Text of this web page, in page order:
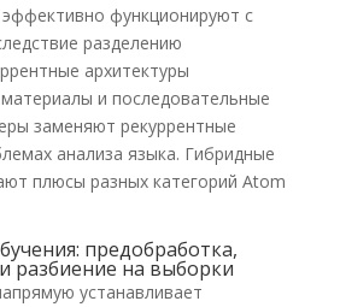
функционируют с
разделению
архитектуры
и последовательные
заменяют рекуррентные
анализа языка. Гибридные
плюсы разных категорий Atom
предобработка,
разбиение на выборки
устанавливает